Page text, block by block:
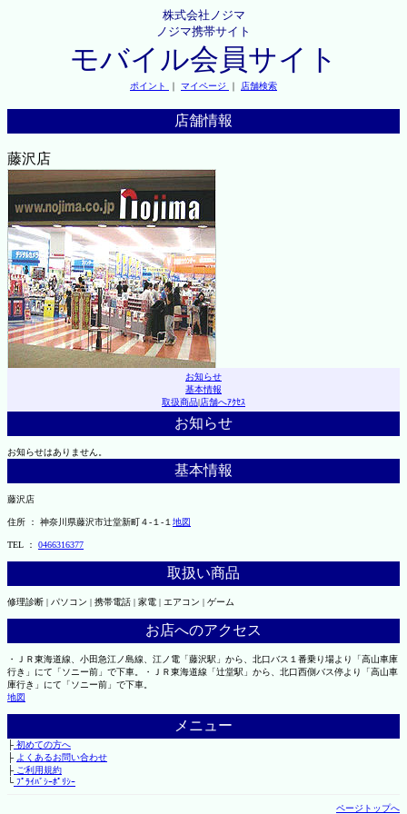
株式会社ノジマ
ノジマ携帯サイト
モバイル会員サイト
ポイント ｜ マイページ ｜ 店舗検索
店舗情報
藤沢店
お知らせ
基本情報
取扱商品|店舗へｱｸｾｽ
お知らせ
お知らせはありません。
基本情報
藤沢店
住所 ： 神奈川県藤沢市辻堂新町４-１-１ 地図
TEL ： 0466316377
取扱い商品
修理診断 | パソコン | 携帯電話 | 家電 | エアコン | ゲーム
お店へのアクセス
・ＪＲ東海道線、小田急江ノ島線、江ノ電「藤沢駅」から、北口バス１番乗り場より「高山車庫
行き」にて「ソニー前」で下車。・ＪＲ東海道線「辻堂駅」から、北口西側バス停より「高山車
庫行き」にて「ソニー前」で下車。
地図
メニュー
├初めての方へ
├ よくあるお問い合わせ
├ご利用規約
└ﾌﾟﾗｲﾊﾞｼｰﾎﾟﾘｼｰ
ページトップへ